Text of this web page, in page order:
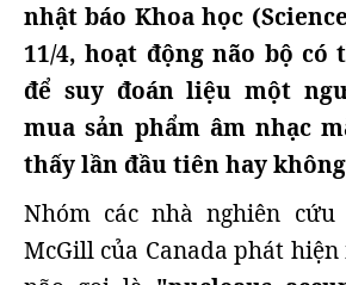
nhật báo Khoa học
11/4, hoạt động não bộ có
để suy đoán liệu một
mua sản phẩm âm nhạc
thấy lần đầu tiên hay
Nhóm các nhà nghiên
McGill của Canada phát